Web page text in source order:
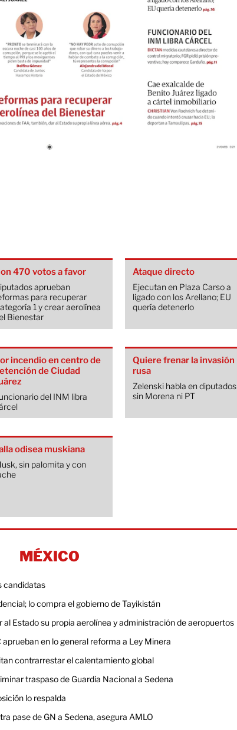
470 votos a favor
aprueban
para recuperar
1 y crear aerolínea
Bienestar
Ataque directo
Ejecutan en Plaza Carso a
ligado con los Arellano; EU
quería detenerlo
incendio en centro de
de Ciudad
del INM libra
Quiere frenar la invasión
rusa
Zelenski habla en diputados
sin Morena ni PT
odisea muskiana
sin palomita y con
MÉXICO
candidatas
lo compra el gobierno de Tayikistán
al Estado su propia aerolínea y administración de aeropuertos
aprueban en lo general reforma a Ley Minera
contrarrestar el calentamiento global
traspaso de Guardia Nacional a Sedena
lo respalda
pase de GN a Sedena, asegura AMLO